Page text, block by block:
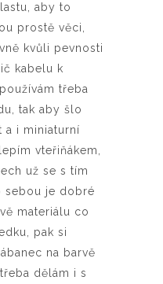
aby to
prostě věci,
kvůli pevnosti
kabelu k
třeba
tak aby šlo
i miniaturní
vteřiňákem,
už se s tím
sebou je dobré
materiálu co
pak si
na barvě
dělám i s